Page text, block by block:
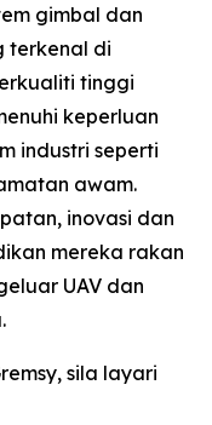
gimbal dan
terkenal di
tinggi
keperluan
industri seperti
awam.
inovasi dan
mereka rakan
UAV dan
sila layari